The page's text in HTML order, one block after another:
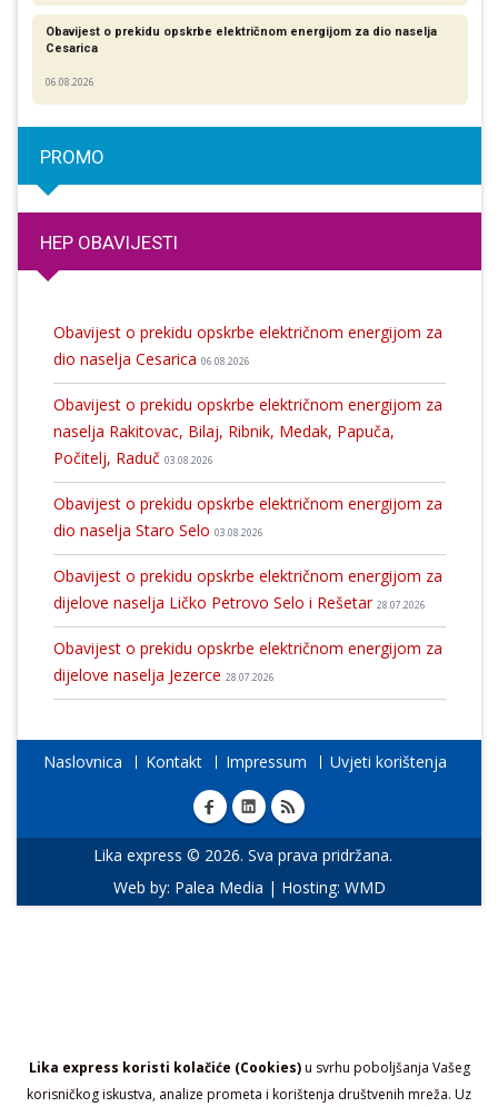
Lika express koristi kolačiće (Cookies)u svrhu poboljšanja Vašeg
korisničkog iskustva, analize prometa i korištenja društvenih mreža. Uz
Obavijest o prekidu opskrbe električnom energijom za dio naselja
Cesarica
06.08.2026
PROMO
HEP OBAVIJESTI
Obavijest o prekidu opskrbe električnom energijom za
dio naselja Cesarica 06.08.2026
Obavijest o prekidu opskrbe električnom energijom za
naselja Rakitovac, Bilaj, Ribnik, Medak, Papuča,
Počitelj, Raduč 03.08.2026
Obavijest o prekidu opskrbe električnom energijom za
dio naselja Staro Selo 03.08.2026
Obavijest o prekidu opskrbe električnom energijom za
dijelove naselja Ličko Petrovo Selo i Rešetar 28.07.2026
Obavijest o prekidu opskrbe električnom energijom za
dijelove naselja Jezerce 28.07.2026
Naslovnica Kontakt Impressum Uvjeti korištenja
Lika express © 2026. Sva prava pridržana.
Web by: Palea Media | Hosting: WMD